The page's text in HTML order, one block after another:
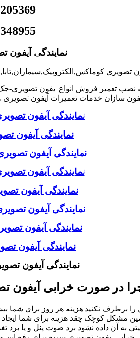
نمایندگی
تصویری
نصب تعمیر فروش انواع ایفون
سازان خدمات تعمیرات آیفون
نمایندگی آیفون
نمایندگی آیفون
نمایندگی آیفون
نمایندگی آیفون
نمایندگی آیفون
نمایندگی آیفون
نمایندگی آیفون
نمایندگی آیفون
نمایندگی آیفون
در صورت خرابی آیفون
نکنید هزینه هر روز برای شما
کوچک چقد هزینه برای شما ایجاد
آن داده نشود برد صوت پنل و یا برد